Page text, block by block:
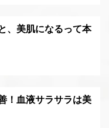
、美肌になるって本
！血液サラサラは美